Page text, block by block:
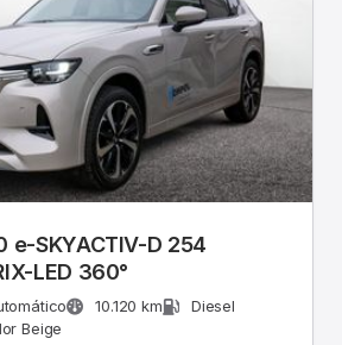
e-SKYACTIV-D 254
LED 360°
10.120 km
Diesel
Beige